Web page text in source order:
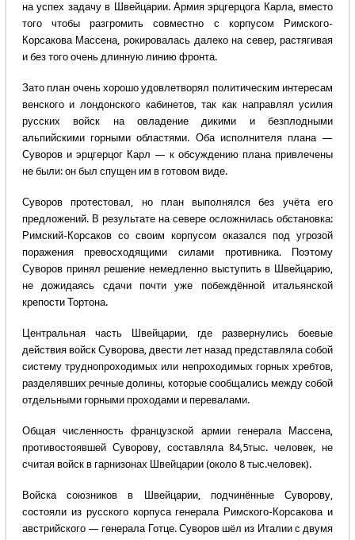
на успех задачу в Швейцарии. Армия эрцгерцога Карла, вместо
того чтобы разгромить совместно с корпусом Римского-
Корсакова Массена, рокировалась далеко на север, растягивая
и без того очень длинную линию фронта.
Зато план очень хорошо удовлетворял политическим интересам
венского и лондонского кабинетов, так как направлял усилия
русских войск на овладение дикими и безплодными
альпийскими горными областями. Оба исполнителя плана —
Суворов и эрцгерцог Карл — к обсуждению плана привлечены
не были: он был спущен им в готовом виде.
Суворов протестовал, но план выполнялся без учёта его
предложений. В результате на севере осложнилась обстановка:
Римский-Корсаков со своим корпусом оказался под угрозой
поражения превосходящими силами противника. Поэтому
Суворов принял решение немедленно выступить в Швейцарию,
не дожидаясь сдачи почти уже побеждённой итальянской
крепости Тортона.
Центральная часть Швейцарии, где развернулись боевые
действия войск Суворова, двести лет назад представляла собой
систему труднопроходимых или непроходимых горных хребтов,
разделявших речные долины, которые сообщались между собой
отдельными горными проходами и перевалами.
Общая численность французской армии генерала Массена,
противостоявшей Суворову, составляла 84,5тыс. человек, не
считая войск в гарнизонах Швейцарии (около 8 тыс.человек).
Войска союзников в Швейцарии, подчинённые Суворову,
состояли из русского корпуса генерала Римского-Корсакова и
австрийского — генерала Готце. Суворов шёл из Италии с двумя